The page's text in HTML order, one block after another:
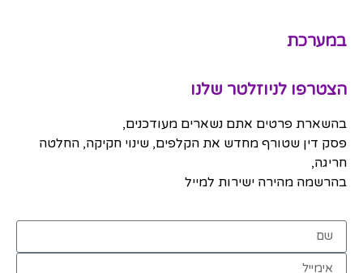
במערכת
הצטרפו לניוזלטר שלנו
בהשארת פרטים אתם נשארים מעודכנים,
פסק דין שטורף מחדש את הקלפים, שינוי חקיקה, החלטה
חריגה,
בהרשמה מהירה ישירות למייל